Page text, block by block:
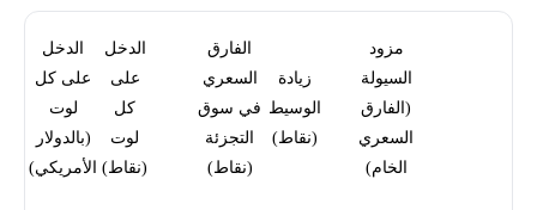
مزود
السيولة
(الفارق
السعري
الخام)
زيادة
الوسيط
(نقاط)
الفارق
السعري
في سوق
التجزئة
(نقاط)
الدخل
على
كل
لوت
(نقاط)
الدخل
على كل
لوت
(بالدولار
الأمريكي)